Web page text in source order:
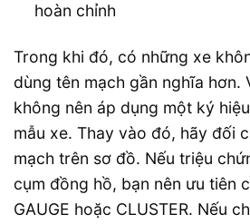
hoàn chỉnh
Trong khi đó, có những xe
dùng tên mạch gần nghĩa hơn.
không nên áp dụng một ký
mẫu xe. Thay vào đó, hãy đối
mạch trên sơ đồ. Nếu triệu
cụm đồng hồ, bạn nên ưu tiên
GAUGE hoặc CLUSTER. Nếu